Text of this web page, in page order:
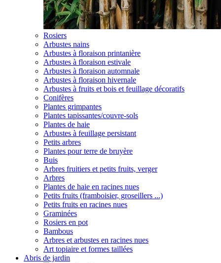
Rosiers
Arbustes nains
Arbustes à floraison printanière
Arbustes à floraison estivale
Arbustes à floraison automnale
Arbustes à floraison hivernale
Arbustes à fruits et bois et feuillage décoratifs
Conifères
Plantes grimpantes
Plantes tapissantes/couvre-sols
Plantes de haie
Arbustes à feuillage persistant
Petits arbres
Plantes pour terre de bruyère
Buis
Arbres fruitiers et petits fruits, verger
Arbres
Plantes de haie en racines nues
Petits fruits (framboisier, groseillers ...)
Petits fruits en racines nues
Graminées
Rosiers en pot
Bambous
Arbres et arbustes en racines nues
Art topiaire et formes taillées
Abris de jardin